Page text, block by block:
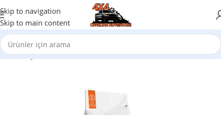
Skip to navigation
Skip to main content
Ana Sayfa/KAHVE KEYFİ